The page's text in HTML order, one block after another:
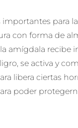
para
con forma de
amígdala recibe
se activa y
libera ciertas
poder